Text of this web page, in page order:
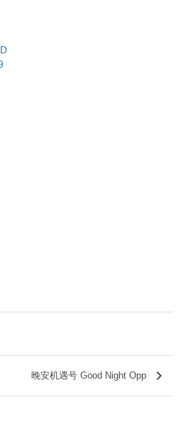
晚安机遇号 Good Night Opp keyboard_arrow_right